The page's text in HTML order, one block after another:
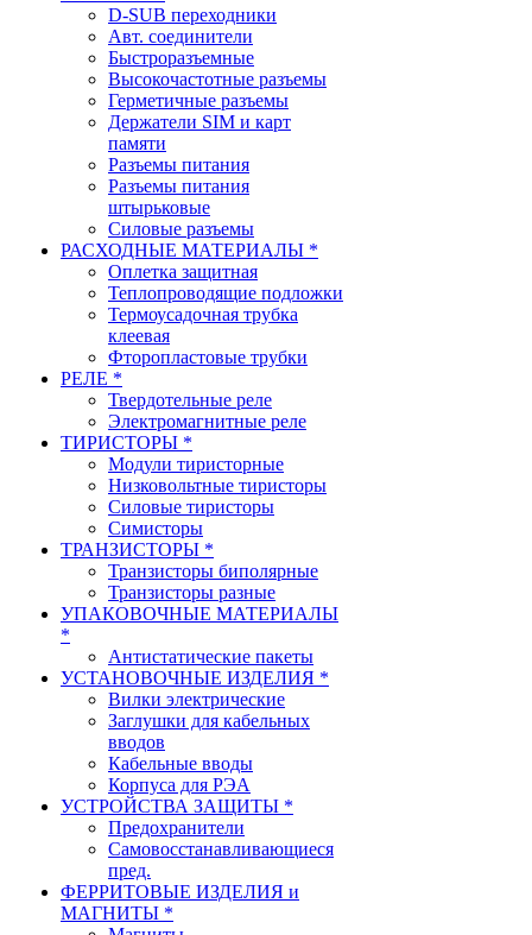
D-SUB переходники
Авт. соединители
Быстроразъемные
Высокочастотные разъемы
Герметичные разъемы
Держатели SIM и карт
памяти
Разъемы питания
Разъемы питания
штырьковые
Силовые разъемы
РАСХОДНЫЕ МАТЕРИАЛЫ *
Оплетка защитная
Теплопроводящие подложки
Термоусадочная трубка
клеевая
Фторопластовые трубки
РЕЛЕ *
Твердотельные реле
Электромагнитные реле
ТИРИСТОРЫ *
Модули тиристорные
Низковольтные тиристоры
Силовые тиристоры
Симисторы
ТРАНЗИСТОРЫ *
Транзисторы биполярные
Транзисторы разные
УПАКОВОЧНЫЕ МАТЕРИАЛЫ
*
Антистатические пакеты
УСТАНОВОЧНЫЕ ИЗДЕЛИЯ *
Вилки электрические
Заглушки для кабельных
вводов
Кабельные вводы
Корпуса для РЭА
УСТРОЙСТВА ЗАЩИТЫ *
Предохранители
Самовосстанавливающиеся
пред.
ФЕРРИТОВЫЕ ИЗДЕЛИЯ и
МАГНИТЫ *